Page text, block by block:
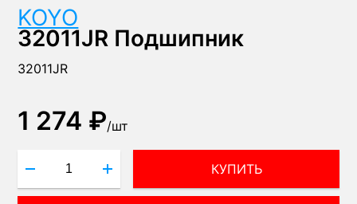
KOYO
32011JR Подшипник
32011JR
1 274 ₽/шт
КУПИТЬ